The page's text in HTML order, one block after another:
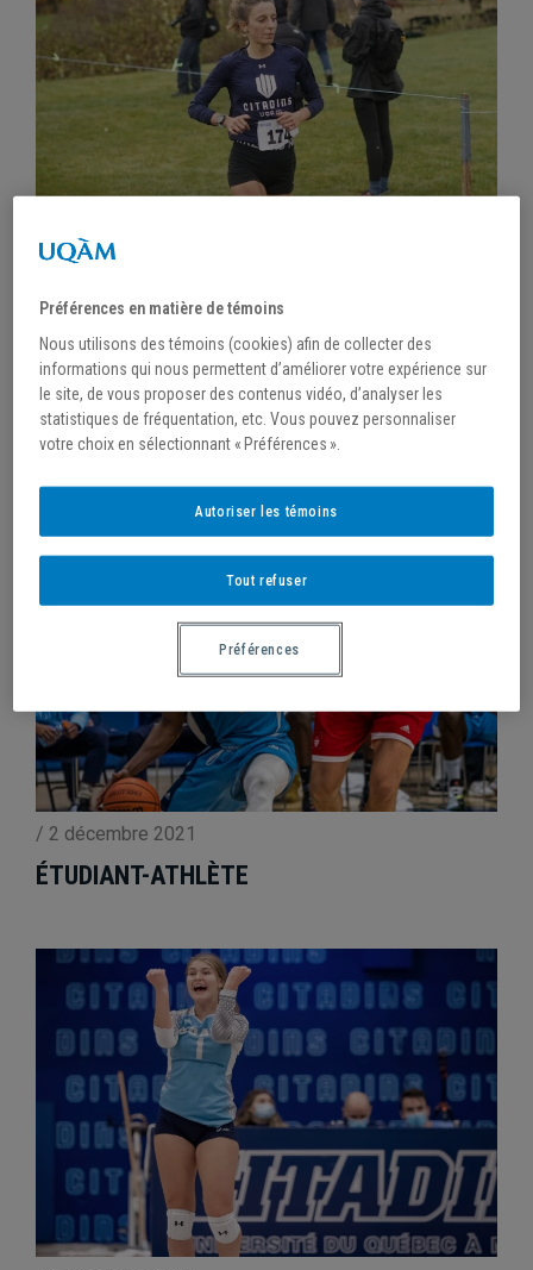
/2 décembre 2021
FIN DE SAISON
/ 2 décembre 2021
ÉTUDIANT-ATHLÈTE
Préférences en matière de témoins
Nous utilisons des témoins (cookies) afin de collecter des
informations qui nous permettent d’améliorer votre expérience sur
le site, de vous proposer des contenus vidéo, d’analyser les
statistiques de fréquentation, etc. Vous pouvez personnaliser
votre choix en sélectionnant « Préférences ».
Tout refuser
Autoriser les témoins
Préférences